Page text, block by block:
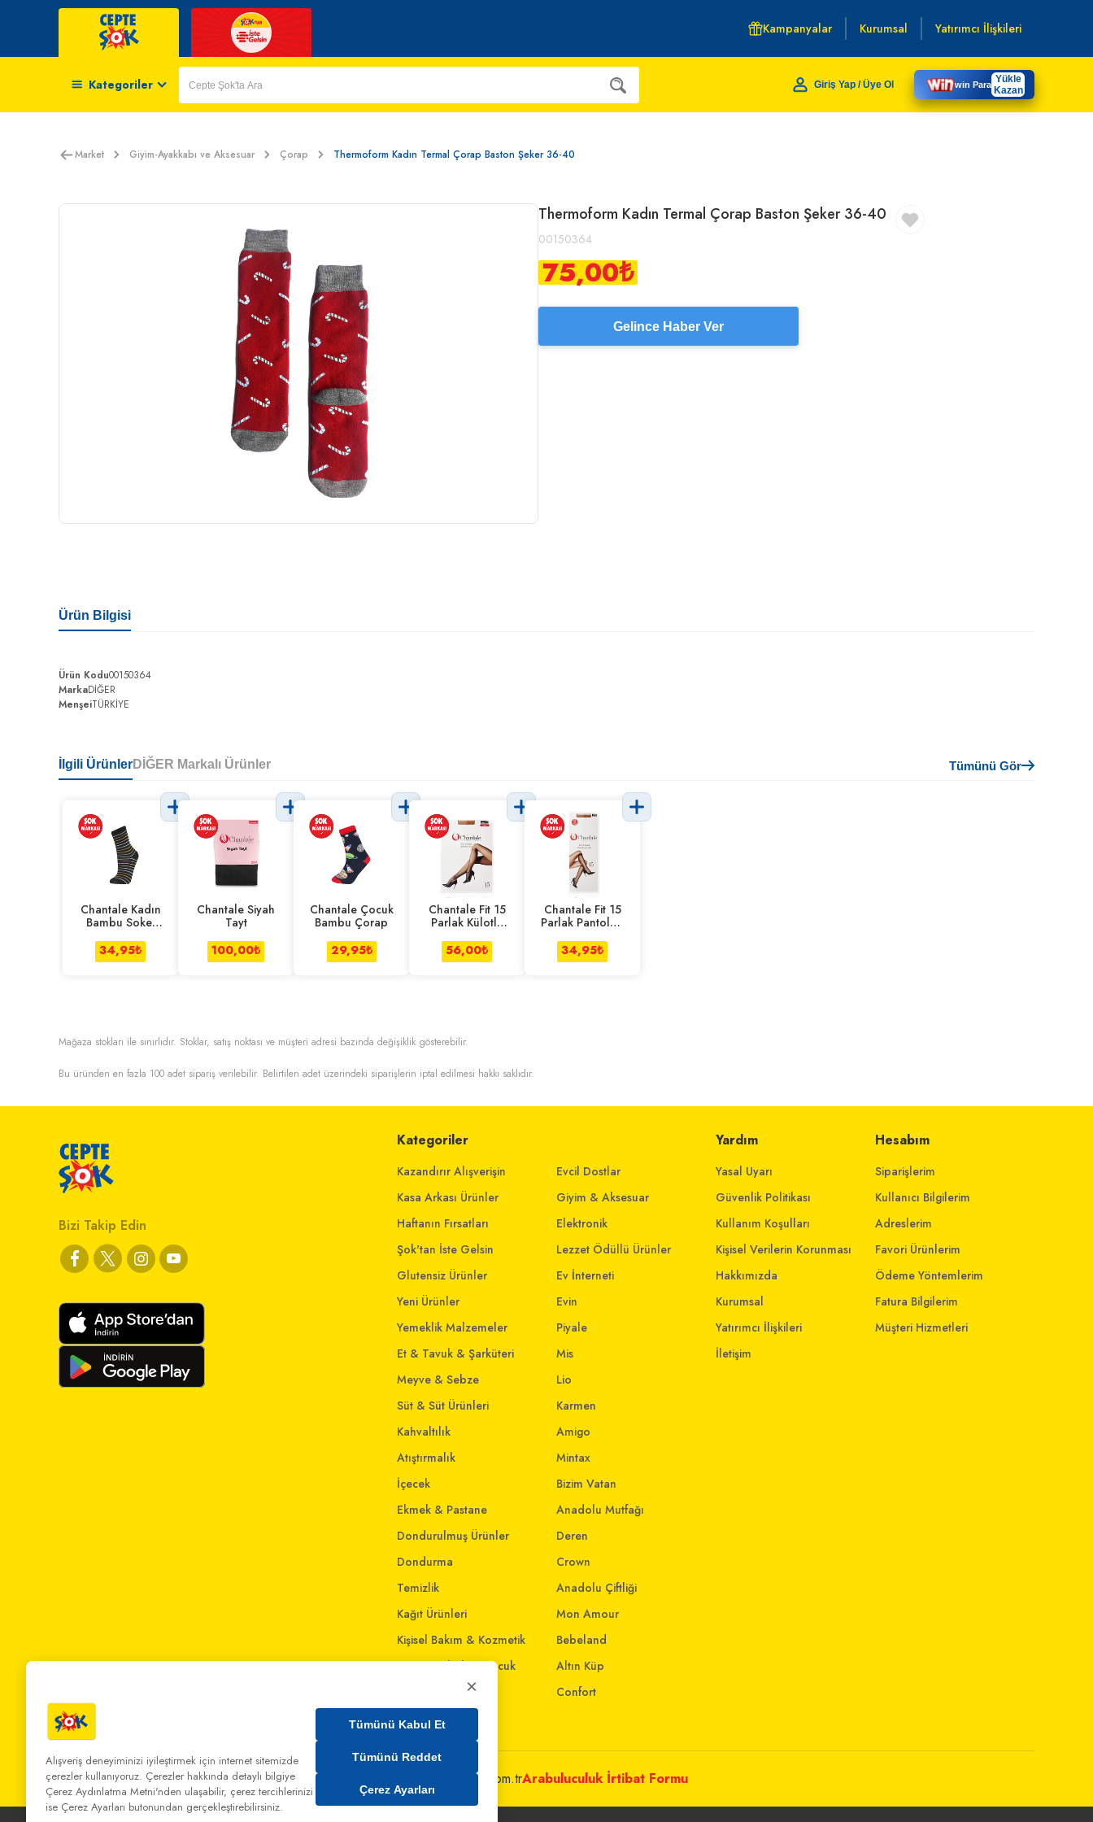
Kampanyalar Kurumsal Yatırımcı İlişkileri
Kategoriler Giriş Yap / Üye Ol win Para Yükle
Kazan
Market Giyim-Ayakkabı ve Aksesuar Çorap Thermoform Kadın Termal Çorap Baston Şeker 36-40
Thermoform Kadın Termal Çorap Baston Şeker 36-40
00150364
75,00₺
Gelince Haber Ver
Ürün Bilgisi
Ürün Kodu00150364
MarkaDİĞER
MenşeiTÜRKİYE
İlgili ÜrünlerDİĞER Markalı Ürünler Tümünü Gör
Chantale Kadın
Bambu Soket
34,95₺
Chantale Siyah
Tayt
100,00₺
Chantale Çocuk
Bambu Çorap
29,95₺
Chantale Fit 15
Parlak Külotlu
56,00₺
Chantale Fit 15
Parlak Pantolon
34,95₺
Mağaza stokları ile sınırlıdır. Stoklar, satış noktası ve müşteri adresi bazında değişiklik gösterebilir.
Bu üründen en fazla 100 adet sipariş verilebilir. Belirtilen adet üzerindeki siparişlerin iptal edilmesi hakkı saklıdır.
Bizi Takip Edin
Kategoriler
Kazandırır Alışverişin
Kasa Arkası Ürünler
Haftanın Fırsatları
Şok'tan İste Gelsin
Glutensiz Ürünler
Yeni Ürünler
Yemeklik Malzemeler
Et & Tavuk & Şarküteri
Meyve & Sebze
Süt & Süt Ürünleri
Kahvaltılık
Atıştırmalık
İçecek
Ekmek & Pastane
Dondurulmuş Ürünler
Dondurma
Temizlik
Kağıt Ürünleri
Kişisel Bakım & Kozmetik
Anne - Bebek & Çocuk
Ev & Yaşam
Evcil Dostlar
Giyim & Aksesuar
Elektronik
Lezzet Ödüllü Ürünler
Ev İnterneti
Evin
Piyale
Mis
Lio
Karmen
Amigo
Mintax
Bizim Vatan
Anadolu Mutfağı
Deren
Crown
Anadolu Çiftliği
Mon Amour
Bebeland
Altın Küp
Confort
Yardım
Yasal Uyarı
Güvenlik Politikası
Kullanım Koşulları
Kişisel Verilerin Korunması
Hakkımızda
Kurumsal
Yatırımcı İlişkileri
İletişim
Hesabım
Siparişlerim
Kullanıcı Bilgilerim
Adreslerim
Favori Ürünlerim
Ödeme Yöntemlerim
Fatura Bilgilerim
Müşteri Hizmetleri
Bizi Arayın:0 850 808 00 00Bize Yazın: musterihizmetleri@mim.sokmarket.com.trArabuluculuk İrtibat Formu
×
Alışveriş deneyiminizi iyileştirmek için internet sitemizde
çerezler kullanıyoruz. Çerezler hakkında detaylı bilgiye
Çerez Aydınlatma Metni'nden ulaşabilir, çerez tercihlerinizi
ise Çerez Ayarları butonundan gerçekleştirebilirsiniz.
Tümünü Kabul Et
Tümünü Reddet
Çerez Ayarları